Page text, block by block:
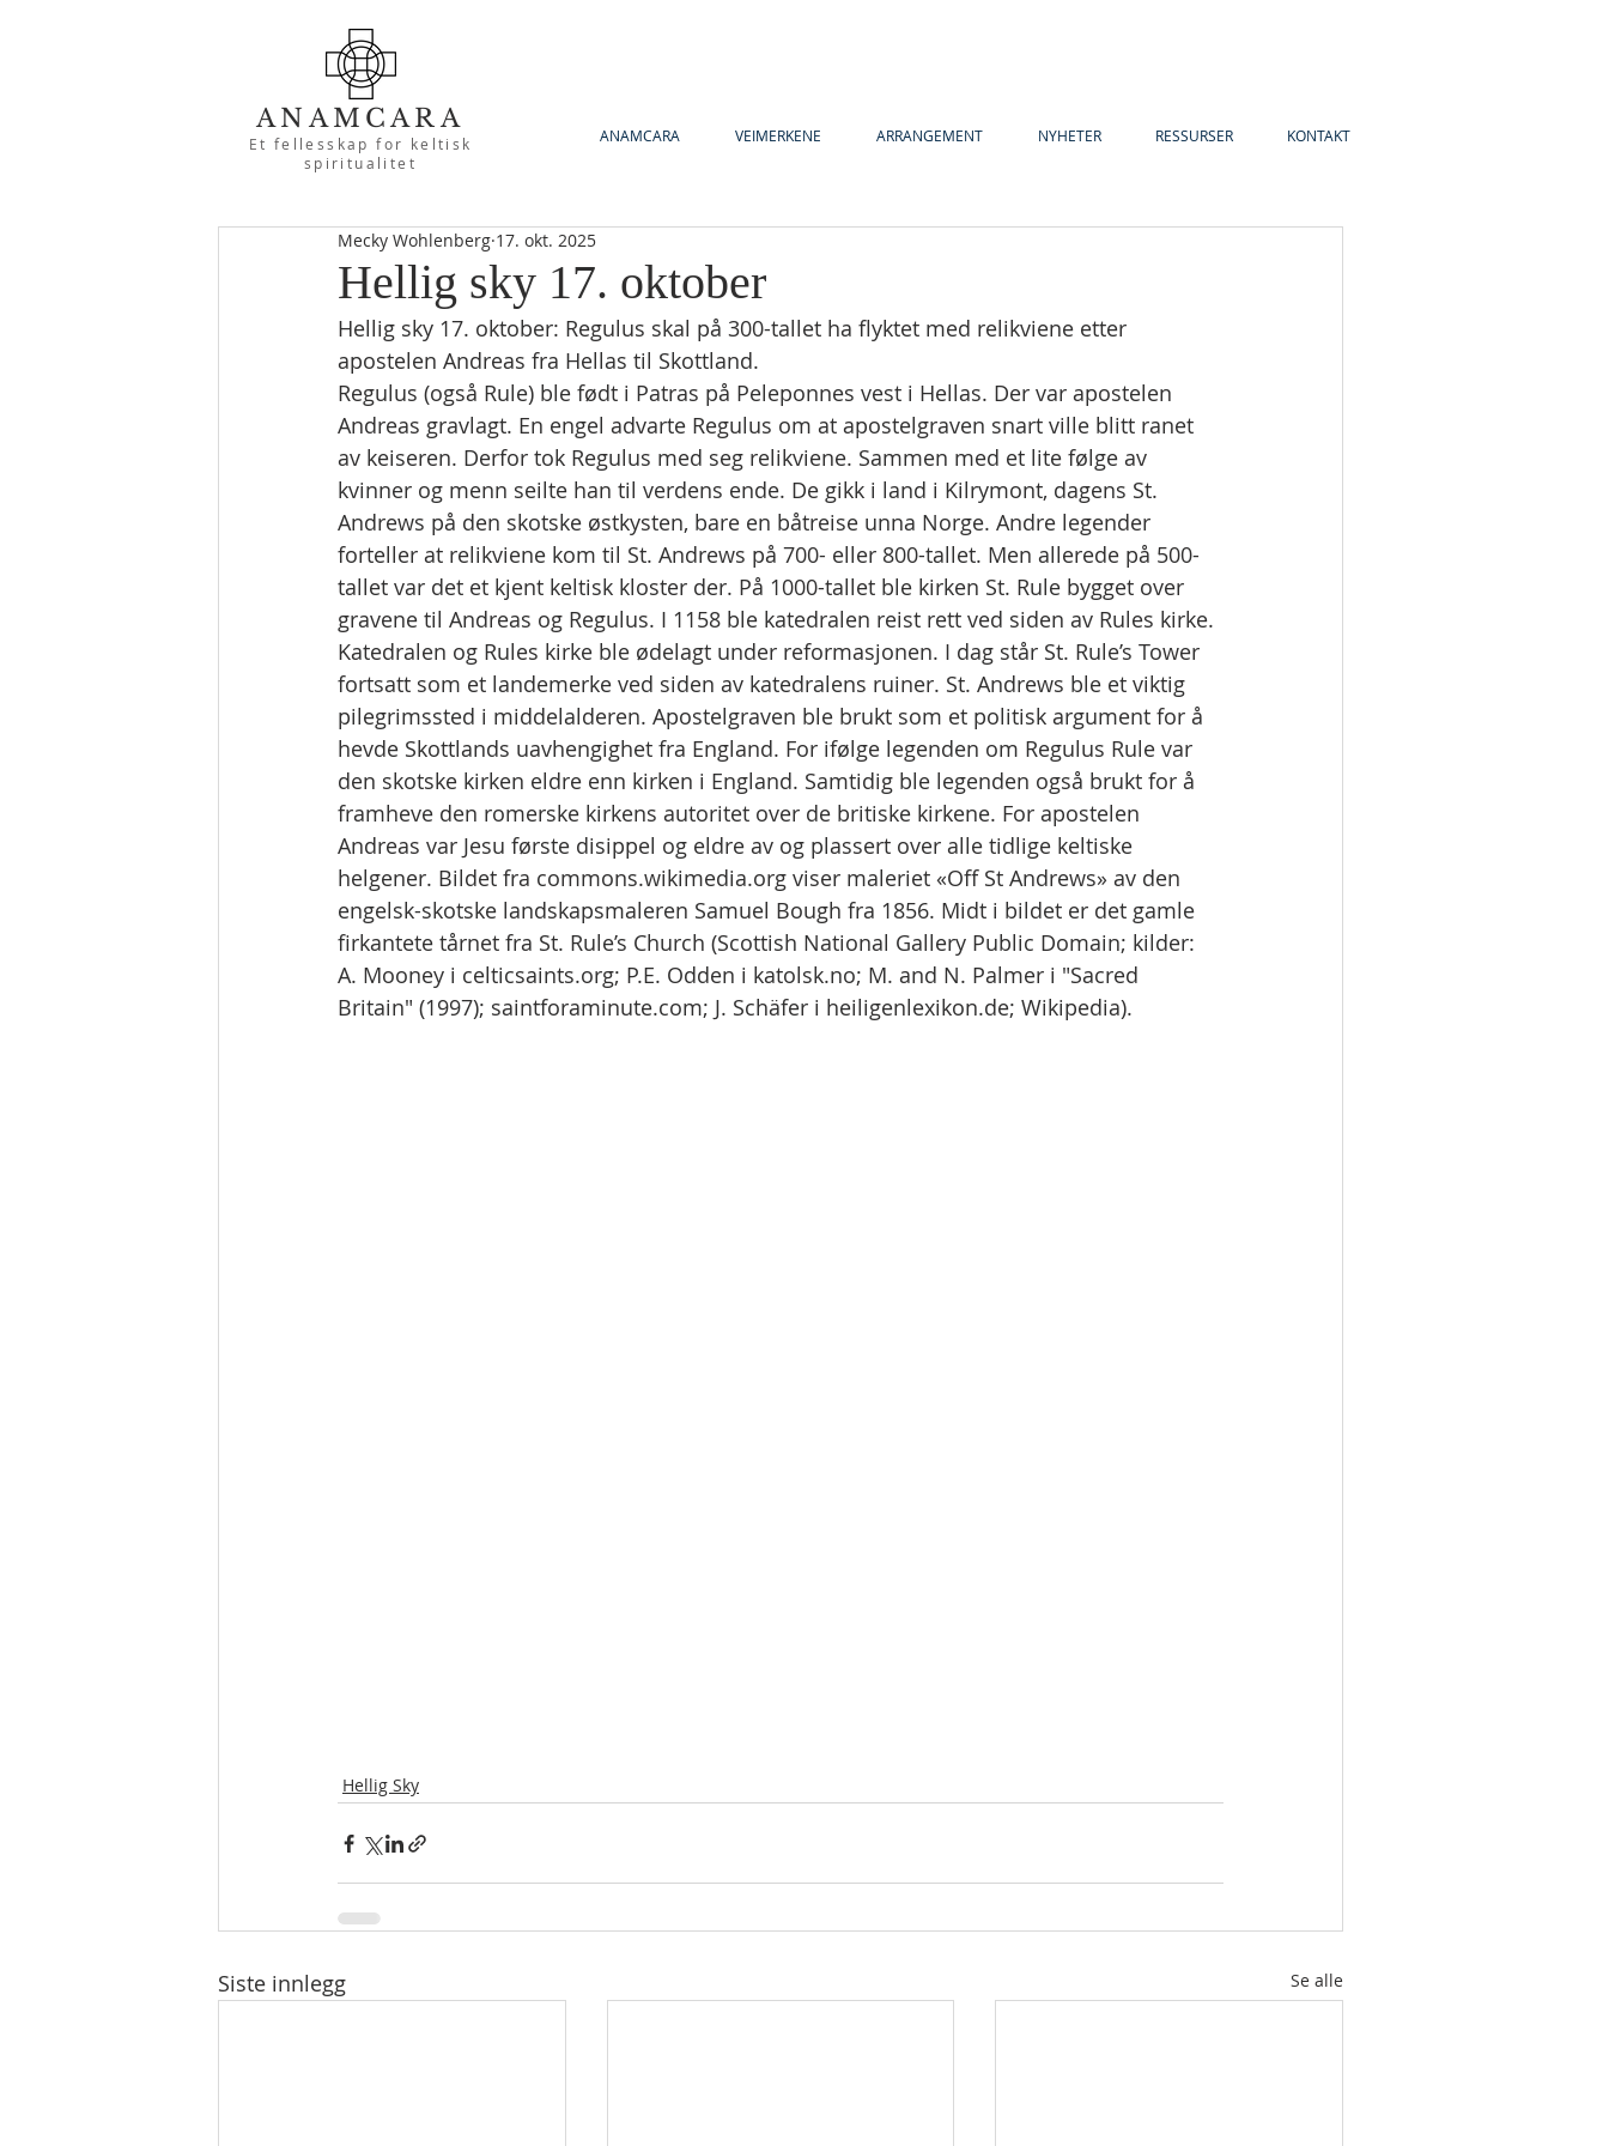
ANAMCARA
Et fellesskap for keltisk
spiritualitet
ANAMCARA VEIMERKENE ARRANGEMENT NYHETER RESSURSER KONTAKT
Hellig sky 17. oktober
Mecky Wohlenberg 17. okt. 2025
Hellig sky 17. oktober: Regulus skal på 300-tallet ha flyktet med relikviene etter
apostelen Andreas fra Hellas til Skottland.
Regulus (også Rule) ble født i Patras på Peleponnes vest i Hellas. Der var apostelen
Andreas gravlagt. En engel advarte Regulus om at apostelgraven snart ville blitt ranet
av keiseren. Derfor tok Regulus med seg relikviene. Sammen med et lite følge av
kvinner og menn seilte han til verdens ende. De gikk i land i Kilrymont, dagens St.
Andrews på den skotske østkysten, bare en båtreise unna Norge. Andre legender
forteller at relikviene kom til St. Andrews på 700- eller 800-tallet. Men allerede på 500-
tallet var det et kjent keltisk kloster der. På 1000-tallet ble kirken St. Rule bygget over
gravene til Andreas og Regulus. I 1158 ble katedralen reist rett ved siden av Rules kirke.
Katedralen og Rules kirke ble ødelagt under reformasjonen. I dag står St. Rule’s Tower
fortsatt som et landemerke ved siden av katedralens ruiner. St. Andrews ble et viktig
pilegrimssted i middelalderen. Apostelgraven ble brukt som et politisk argument for å
hevde Skottlands uavhengighet fra England. For ifølge legenden om Regulus Rule var
den skotske kirken eldre enn kirken i England. Samtidig ble legenden også brukt for å
framheve den romerske kirkens autoritet over de britiske kirkene. For apostelen
Andreas var Jesu første disippel og eldre av og plassert over alle tidlige keltiske
helgener. Bildet fra commons.wikimedia.org viser maleriet «Off St Andrews» av den
engelsk-skotske landskapsmaleren Samuel Bough fra 1856. Midt i bildet er det gamle
firkantete tårnet fra St. Rule’s Church (Scottish National Gallery Public Domain; kilder:
A. Mooney i celticsaints.org; P.E. Odden i katolsk.no; M. and N. Palmer i "Sacred
Britain" (1997); saintforaminute.com; J. Schäfer i heiligenlexikon.de; Wikipedia).
Hellig Sky
Siste innlegg Se alle